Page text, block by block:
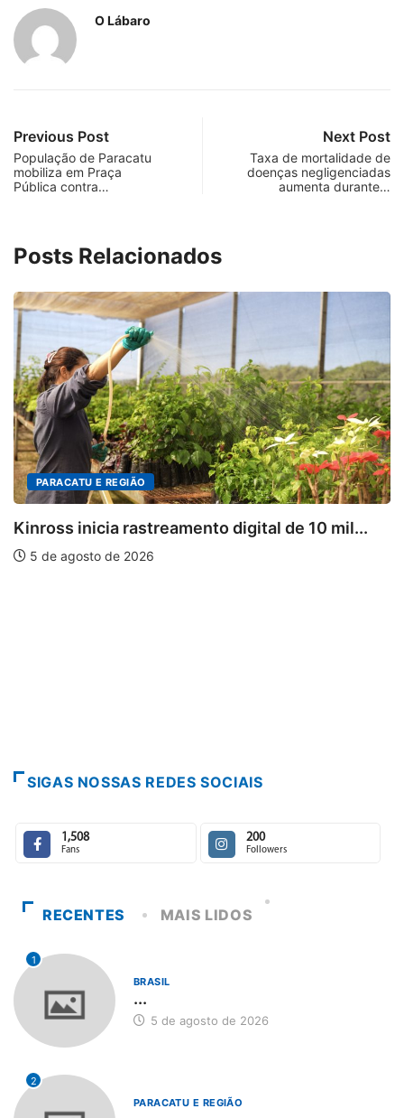
O Lábaro
Previous Post
População de Paracatu
mobiliza em Praça
Pública contra…
Next Post
Taxa de mortalidade de
doenças negligenciadas
aumenta durante…
Posts Relacionados
digital de 10 mil...
DESTAQUES
Mia Couto,
SIGAS NOSSAS REDES SOCIAIS
1,508
Fans
200
Followers
RECENTES MAIS LIDOS
1
BRASIL
...
5 de agosto de 2026
2
PARACATU E REGIÃO